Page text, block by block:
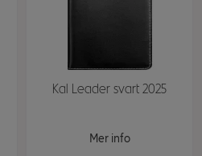
Kal Leader svart 2025
Mer info